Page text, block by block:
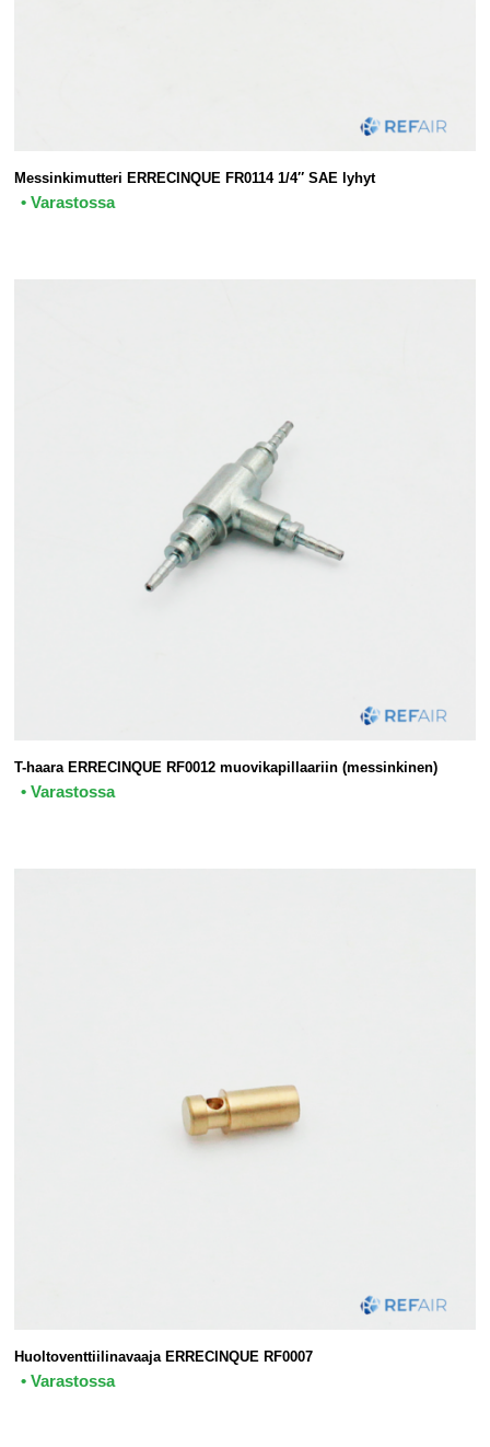
Messinkimutteri ERRECINQUE FR0114 1/4″ SAE lyhyt
• Varastossa
T-haara ERRECINQUE RF0012 muovikapillaariin (messinkinen)
• Varastossa
Huoltoventtiilinavaaja ERRECINQUE RF0007
• Varastossa